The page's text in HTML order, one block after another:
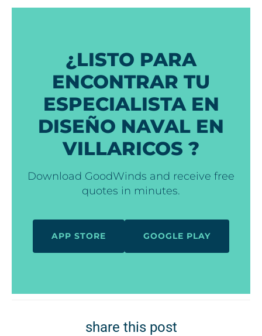
¿LISTO PARA
ENCONTRAR TU
ESPECIALISTA EN
DISEÑO NAVAL EN
VILLARICOS ?
Download GoodWinds and receive free
quotes in minutes.
APP STORE GOOGLE PLAY
share this post